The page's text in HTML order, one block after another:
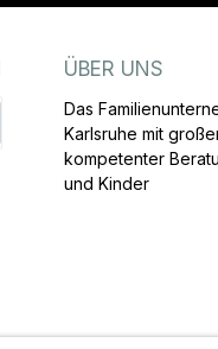
ÜBER UNS
Das
Karlsruhe mit
kompetenter
und Kinder